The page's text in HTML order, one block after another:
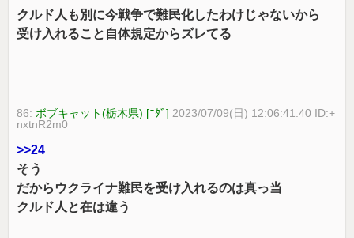
クルド人も別に今戦争で難民化したわけじゃないから
受け入れること自体規定からズレてる
86: ボブキャット(栃木県) [ﾆﾀﾞ] 2023/07/09(日) 12:06:41.40 ID:+
nxtnR2m0
>>24
そう
だからウクライナ難民を受け入れるのは真っ当
クルド人と在は違う